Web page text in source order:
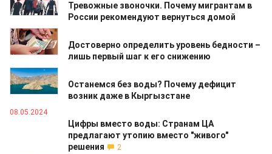
Тревожные звоночки. Почему мигрантам в
России рекомендуют вернуться домой
14.05.2024
Достоверно определить уровень бедности –
лишь первый шаг к его снижению
13.05.2024
Останемся без воды? Почему дефицит
возник даже в Кыргызстане
08.05.2024
Цифры вместо воды: Странам ЦА
предлагают утопию вместо "живого"
решения
2